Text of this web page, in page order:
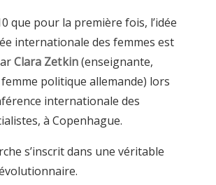
que pour la première fois, l’idée
internationale des femmes est
Clara Zetkin(enseignante,
politique allemande) lors
internationale des
à Copenhague.
s’inscrit dans une véritable